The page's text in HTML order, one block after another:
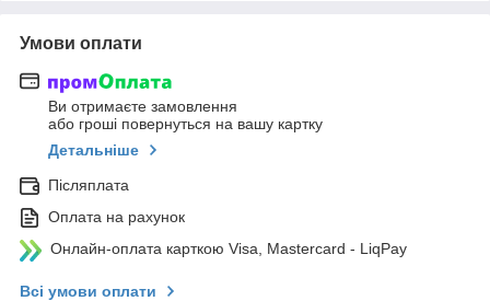
Умови оплати
Ви отримаєте замовлення
або гроші повернуться на вашу картку
Детальніше
Післяплата
Оплата на рахунок
Онлайн-оплата карткою Visa, Mastercard - LiqPay
Всі умови оплати